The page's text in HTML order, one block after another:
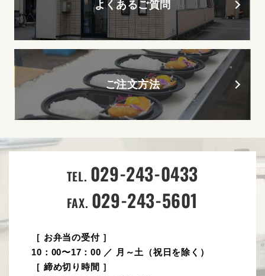
よくあるご質問
ご注文方法
TEL. 029-243-0433
FAX. 029-243-5601
［ お弁当の受付 ］
10：00〜17：00 ／ 月～土（祝日を除く）
［ 締め切り時間 ］